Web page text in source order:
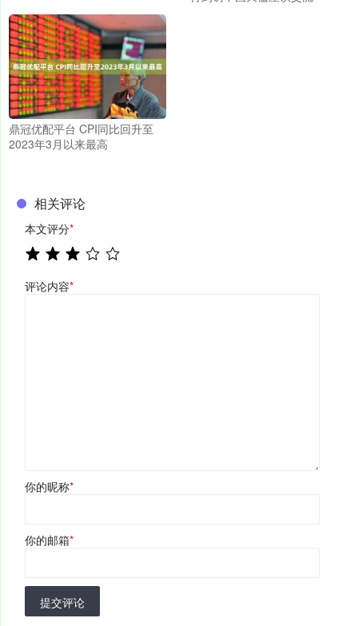
鼎冠优配平台 CPI同比回升至
2023年3月以来最高
相关评论
本文评分*
评论内容*
你的昵称*
你的邮箱*
提交评论